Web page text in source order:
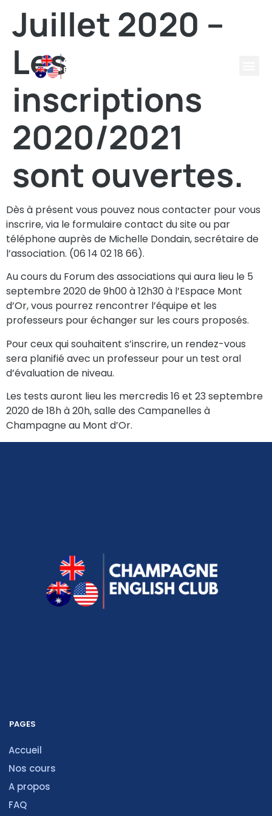
Juillet 2020 –
Les
inscriptions
2020/2021
sont ouvertes.
Dès à présent vous pouvez nous contacter pour vous
inscrire, via le formulaire contact du site ou par
téléphone auprès de Michelle Dondain, secrétaire de
l’association. (06 14 02 18 66).
Au cours du Forum des associations qui aura lieu le 5
septembre 2020 de 9h00 à 12h30 à l’Espace Mont
d’Or, vous pourrez rencontrer l’équipe et les
professeurs pour échanger sur les cours proposés.
Pour ceux qui souhaitent s’inscrire, un rendez-vous
sera planifié avec un professeur pour un test oral
d’évaluation de niveau.
Les tests auront lieu les mercredis 16 et 23 septembre
2020 de 18h à 20h, salle des Campanelles à
Champagne au Mont d’Or.
PAGES
Accueil
Nos cours
A propos
FAQ